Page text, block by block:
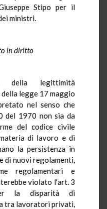
Stipo per il
ministri.
in diritto
della legittimità
legge 17 maggio
nel senso che
del 1970 non sia da
del codice civile
di lavoro e di
la persistenza in
di nuovi regolamenti,
regolamentari e
violato l'art. 3
la disparità di
tra lavoratori privati,